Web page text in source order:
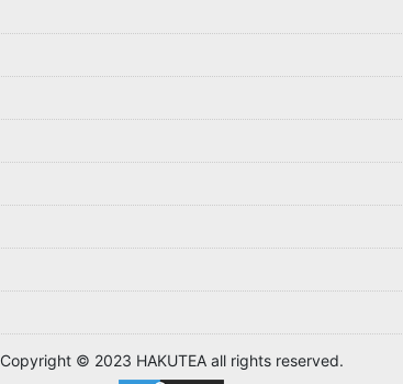
Copyright © 2023 HAKUTEA all rights reserved.